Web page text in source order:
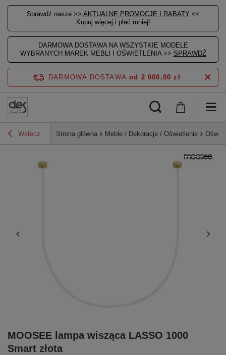
Sprawdź nasze >> AKTUALNE PROMOCJE I RABATY <<
Kupuj więcej i płać mniej!
DARMOWA DOSTAWA NA WSZYSTKIE MODELE
WYBRANYCH MAREK MEBLI I OŚWIETLENIA >> SPRAWDŹ
DARMOWA DOSTAWA od 2 000,00 zł
Wstecz Strona główna Meble / Dekoracje / Oświetlenie
MOOSEE lampa wisząca LASSO 1000
Smart złota